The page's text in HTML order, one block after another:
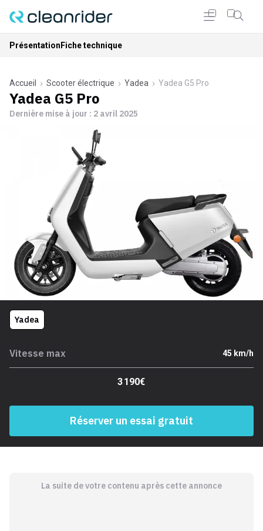
Présentation Fiche technique
Accueil Scooter électrique Yadea Yadea G5 Pro
Yadea G5 Pro
Dernière mise à jour : 2 avril 2025
Yadea
Vitesse max 45 km/h
3 190€
Réserver un essai gratuit
La suite de votre contenu après cette annonce